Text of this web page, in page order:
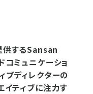
供するSansan
コミュニケーショ
ブディレクターの
イティブに注力す